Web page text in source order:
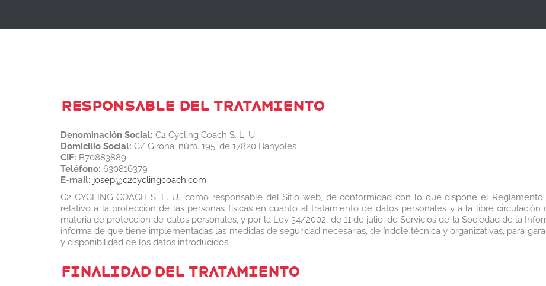
RESPONSABLE DEL TRATAMIENTO
Denominación Social: C2 Cycling Coach S. L. U.
Domicilio Social: C/ Girona, núm. 195, de 17820 Banyoles
CIF: B70883889
Teléfono: 630816379
E-mail: josep@c2cyclingcoach.com
C2 CYCLING COACH S. L. U., como responsable del Sitio web, de conformidad con lo que dispone el
relativo a la protección de las personas físicas en cuanto al tratamiento de datos personales y a la libre
materia de protección de datos personales, y por la Ley 34/2002, de 11 de julio, de Servicios de la Sociedad de la
informa de que tiene implementadas las medidas de seguridad necesarias, de índole técnica y organizativas, para
y disponibilidad de los datos introducidos.
FINALIDAD DEL TRATAMIENTO